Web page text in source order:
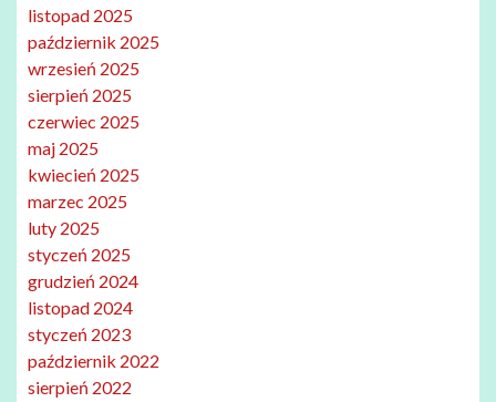
listopad 2025
październik 2025
wrzesień 2025
sierpień 2025
czerwiec 2025
maj 2025
kwiecień 2025
marzec 2025
luty 2025
styczeń 2025
grudzień 2024
listopad 2024
styczeń 2023
październik 2022
sierpień 2022